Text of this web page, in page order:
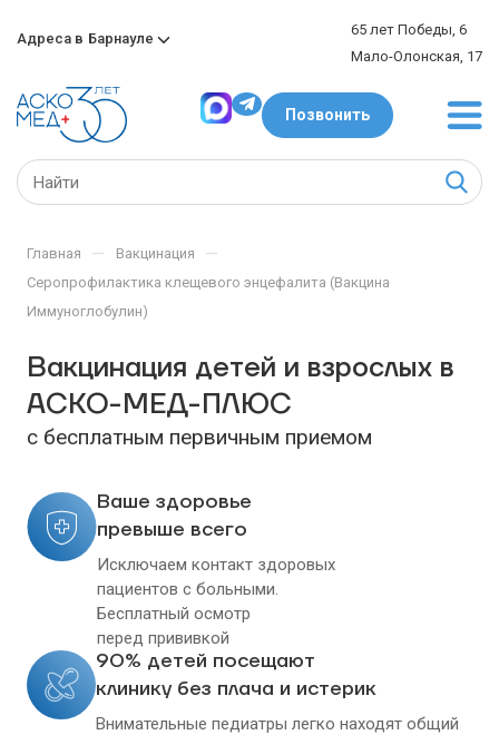
Адреса в Барнауле
65 лет Победы, 6
Мало-Олонская, 17
Позвонить
Главная — Вакцинация —
Серопрофилактика клещевого энцефалита (Вакцина
Иммуноглобулин)
Вакцинация детей и взрослых в
АСКО-МЕД-ПЛЮС
с бесплатным первичным приемом
Ваше здоровье
превыше всего
Исключаем контакт здоровых
пациентов с больными.
Бесплатный осмотр
перед прививкой
90% детей посещают
клинику без плача и истерик
Внимательные педиатры легко находят общий